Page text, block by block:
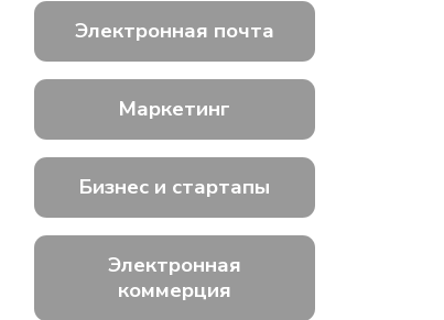
Электронная почта
Маркетинг
Бизнес и стартапы
Электронная
коммерция